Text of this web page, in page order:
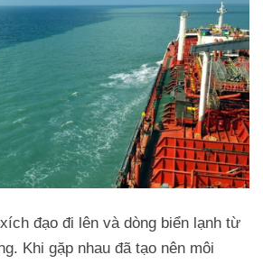
đạo đi lên và dòng biển lạnh từ
Khi gặp nhau đã tạo nên môi